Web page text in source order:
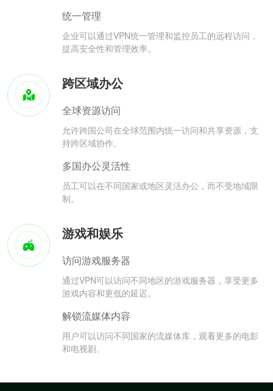
统一管理
企业可以通过VPN统一管理和监控员工的远程访问，
提高安全性和管理效率。
跨区域办公
全球资源访问
允许跨国公司在全球范围内统一访问和共享资源，支
持跨区域协作。
多国办公灵活性
员工可以在不同国家或地区灵活办公，而不受地域限
制。
游戏和娱乐
访问游戏服务器
通过VPN可以访问不同地区的游戏服务器，享受更多
游戏内容和更低的延迟。
解锁流媒体内容
用户可以访问不同国家的流媒体库，观看更多的电影
和电视剧。